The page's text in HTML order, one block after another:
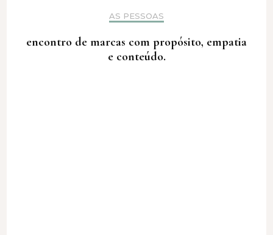
AS PESSOAS
encontro de marcas com propósito, empatia
e conteúdo.